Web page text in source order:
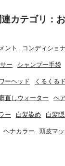
カテゴリ：
ント コンディショ
ー シャンプー手袋
ーヘッド くるくる
直しウォーター ヘ
ー 白髪染め 白髪
ヘナカラー 頭皮マ